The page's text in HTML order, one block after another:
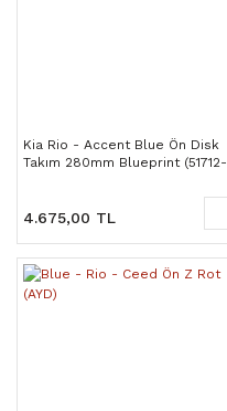
Kia Rio - Accent Blue Ön Disk
Takım 280mm Blueprint (51712-
4.675,00 TL